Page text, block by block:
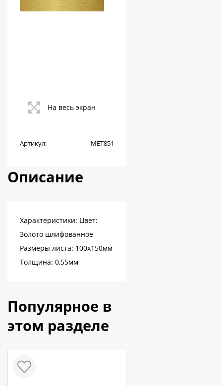
На весь экран
Артикул: МЕТ851
Описание
Характеристики: Цвет:
Золото шлифованное
Размеры листа: 100х150мм
Толщина: 0,55мм
Популярное в
этом разделе